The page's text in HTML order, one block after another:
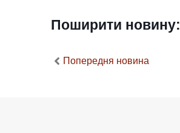
Поширити новину:
Попередня новина